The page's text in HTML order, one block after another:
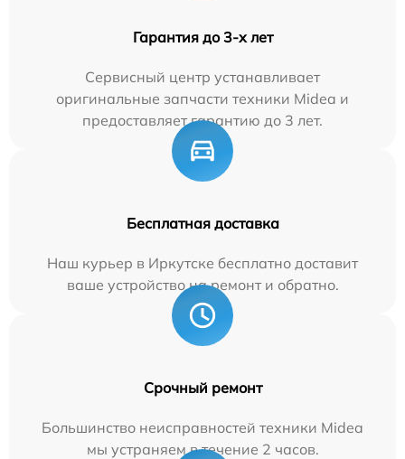
Гарантия до 3-х лет
Сервисный центр устанавливает
оригинальные запчасти техники Midea и
предоставляет гарантию до 3 лет.
Бесплатная доставка
Наш курьер в Иркутске бесплатно доставит
ваше устройство на ремонт и обратно.
Срочный ремонт
Большинство неисправностей техники Midea
мы устраняем в течение 2 часов.